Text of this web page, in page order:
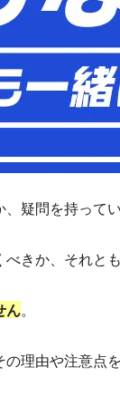
疑問を持って
きか、それと
ん。
理由や注意点を